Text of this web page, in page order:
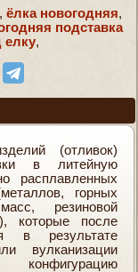
, ёлка новогодняя,
подставка
елку,
(отливок)
в литейную
расплавленных
горных
резиновой
которые после
в результате
вулканизации
конфигурацию